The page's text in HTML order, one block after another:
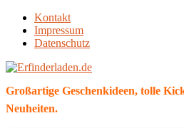
Kontakt
Impressum
Datenschutz
Großartige Geschenkideen, tolle
Neuheiten.